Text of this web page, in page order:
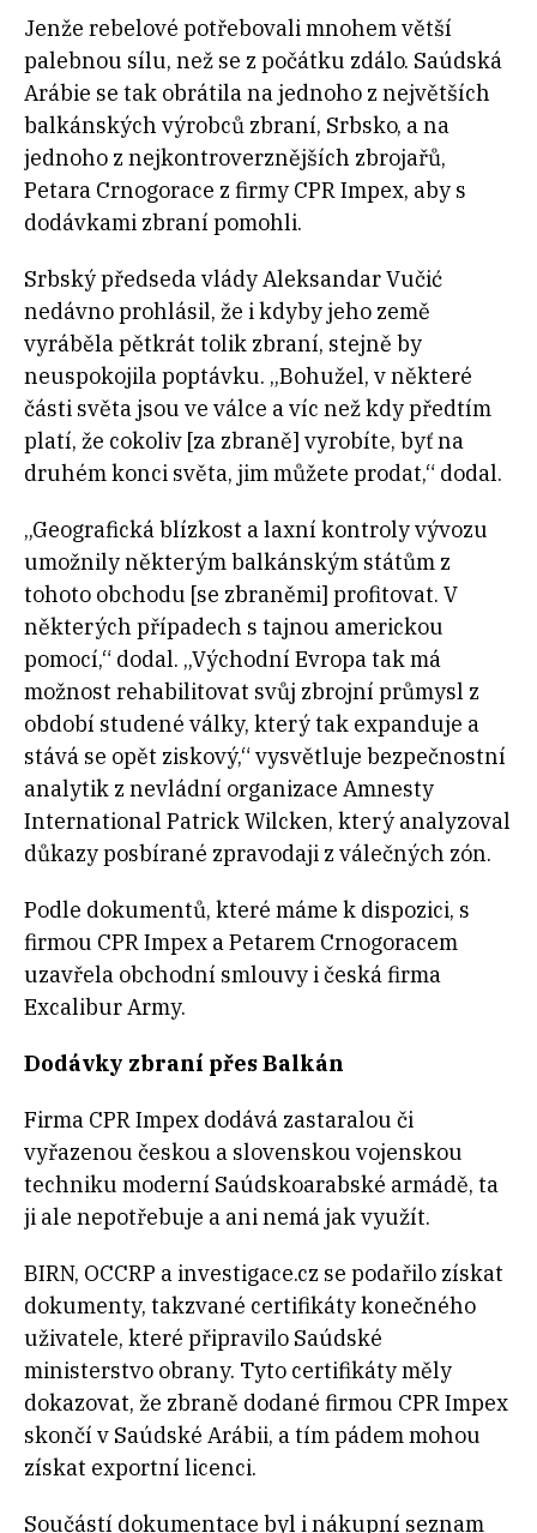
Jenže rebelové potřebovali mnohem větší
palebnou sílu, než se z počátku zdálo. Saúdská
Arábie se tak obrátila na jednoho z největších
balkánských výrobců zbraní, Srbsko, a na
jednoho z nejkontroverznějších zbrojařů,
Petara Crnogorace z firmy CPR Impex, aby s
dodávkami zbraní pomohli.
Srbský předseda vlády Aleksandar Vučić
nedávno prohlásil, že i kdyby jeho země
vyráběla pětkrát tolik zbraní, stejně by
neuspokojila poptávku. „Bohužel, v některé
části světa jsou ve válce a víc než kdy předtím
platí, že cokoliv [za zbraně] vyrobíte, byť na
druhém konci světa, jim můžete prodat,“ dodal.
„Geografická blízkost a laxní kontroly vývozu
umožnily některým balkánským státům z
tohoto obchodu [se zbraněmi] profitovat. V
některých případech s tajnou americkou
pomocí,“ dodal. „Východní Evropa tak má
možnost rehabilitovat svůj zbrojní průmysl z
období studené války, který tak expanduje a
stává se opět ziskový,“ vysvětluje bezpečnostní
analytik z nevládní organizace Amnesty
International Patrick Wilcken, který analyzoval
důkazy posbírané zpravodaji z válečných zón.
Podle dokumentů, které máme k dispozici, s
firmou CPR Impex a Petarem Crnogoracem
uzavřela obchodní smlouvy i česká firma
Excalibur Army.
Dodávky zbraní přes Balkán
Firma CPR Impex dodává zastaralou či
vyřazenou českou a slovenskou vojenskou
techniku moderní Saúdskoarabské armádě, ta
ji ale nepotřebuje a ani nemá jak využít.
BIRN, OCCRP a investigace.cz se podařilo získat
dokumenty, takzvané certifikáty konečného
uživatele, které připravilo Saúdské
ministerstvo obrany. Tyto certifikáty měly
dokazovat, že zbraně dodané firmou CPR Impex
skončí v Saúdské Arábii, a tím pádem mohou
získat exportní licenci.
Součástí dokumentace byl i nákupní seznam